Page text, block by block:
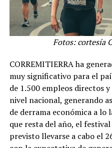
Fotos: cortesía
CORREMITIERRA ha
muy significativo para el
de 1.500 empleos directos
nivel nacional, generando
de derrama económica a
que resta del año, el
previsto llevarse a cabo el